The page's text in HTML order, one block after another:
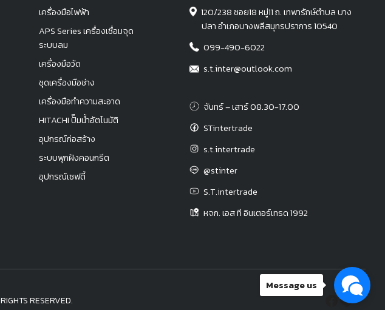
เครื่องมือไฟฟ้า
APS Series เครื่องเชื่อมจุด
ระบบลม
เครื่องมือวัด
ชุดเครื่องมือช่าง
เครื่องมือทำความสะอาด
HITACHI ปั๊มน้ำอัตโนมัติ
อุปกรณ์ก่อสร้าง
ระบบพุกฝังคอนกรีต
อุปกรณ์เซฟตี้
120/238 ซอย18 หมู่11 ถ. เทพารักษ์ตำบล บาง
ปลา อำเภอบางพลีสมุทรปราการ 10540
099-490-6022
s.t.inter@outlook.com
จันทร์ – เสาร์ 08.30-17.00
STintertrade
s.t.intertrade
@stinter
S.T.intertrade
หจก. เอส ที อินเตอร์เทรด 1992
RESERVED.
Message us